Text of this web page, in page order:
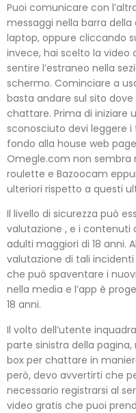
Puoi comunicare con
messaggi nella barra
laptop, oppure cliccando
invece, hai scelto la video
sentire l’estraneo nella
schermo. Cominciare a
basta andare sul sito
chattare. Prima di iniziare
sconosciuto devi leggere i
fondo alla house web
Omegle.com non
roulette e Bazoocam
ulteriori rispetto a questi
Il livello di sicurezza può
valutazione , e i contenuti
adulti maggiori di 18 anni.
valutazione di tali
che può spaventare i
nella media e l’app è
18 anni.
Il volto dell’utente
parte sinistra della
box per chattare in
però, devo avvertirti che
necessario registrarsi al
video gratis che puoi